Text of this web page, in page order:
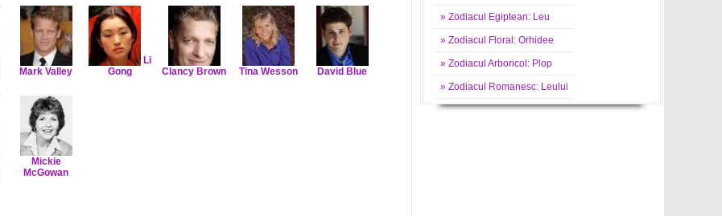
Mark Valley
Li
Gong
Clancy Brown Tina Wesson David Blue
Mickie
McGowan
» Zodiacul Egiptean: Leu
» Zodiacul Floral: Orhidee
» Zodiacul Arboricol: Plop
» Zodiacul Romanesc: Leului